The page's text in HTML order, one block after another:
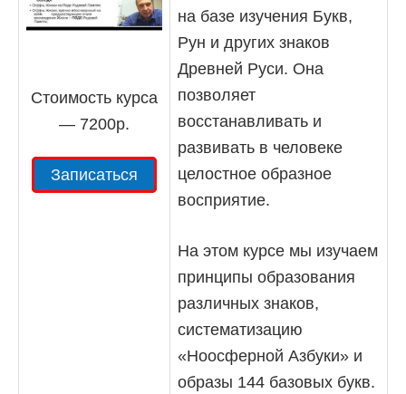
Стоимость курса
— 7200р.
Записаться
на базе изучения Букв,
Рун и других знаков
Древней Руси. Она
позволяет
восстанавливать и
развивать в человеке
целостное образное
восприятие.
На этом курсе мы изучаем
принципы образования
различных знаков,
систематизацию
«Ноосферной Азбуки» и
образы 144 базовых букв.